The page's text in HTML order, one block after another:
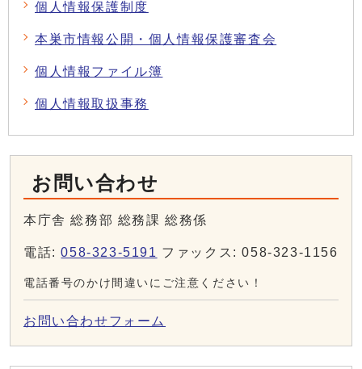
個人情報保護制度
本巣市情報公開・個人情報保護審査会
個人情報ファイル簿
個人情報取扱事務
お問い合わせ
本庁舎 総務部 総務課 総務係
電話:058-323-5191 ファックス: 058-323-1156
電話番号のかけ間違いにご注意ください！
お問い合わせフォーム